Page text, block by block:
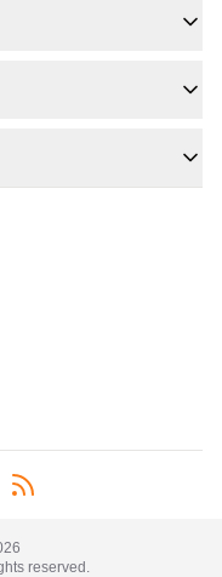
reserved.